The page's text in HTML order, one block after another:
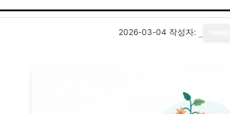
2026-03-04 작성자: